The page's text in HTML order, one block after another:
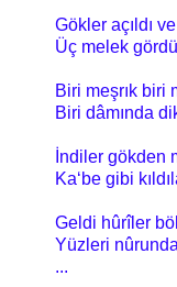
Gökler açıldı
Üç melek
Biri meşrık biri
Biri dâmında
İndiler gökden
Ka‘be gibi
Geldi hûrîler
Yüzleri
...